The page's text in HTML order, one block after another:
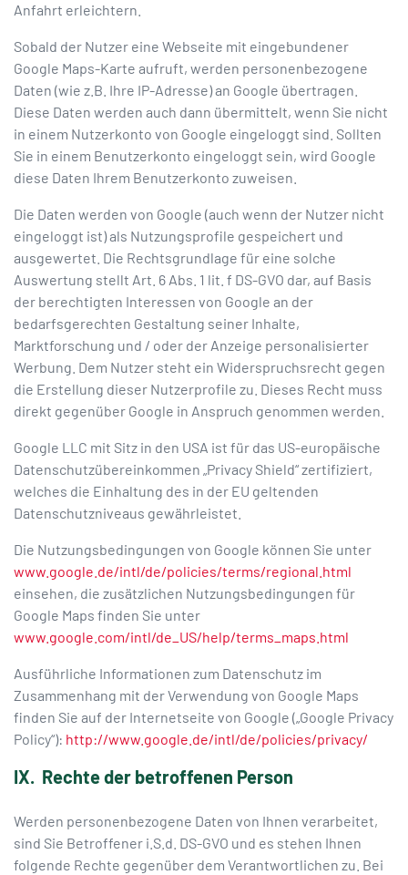
Anfahrt erleichtern.
Sobald der Nutzer eine Webseite mit eingebundener
Google Maps-Karte aufruft, werden personenbezogene
Daten (wie z.B. Ihre IP-Adresse) an Google übertragen.
Diese Daten werden auch dann übermittelt, wenn Sie nicht
in einem Nutzerkonto von Google eingeloggt sind. Sollten
Sie in einem Benutzerkonto eingeloggt sein, wird Google
diese Daten Ihrem Benutzerkonto zuweisen.
Die Daten werden von Google (auch wenn der Nutzer nicht
eingeloggt ist) als Nutzungsprofile gespeichert und
ausgewertet. Die Rechtsgrundlage für eine solche
Auswertung stellt Art. 6 Abs. 1 lit. f DS-GVO dar, auf Basis
der berechtigten Interessen von Google an der
bedarfsgerechten Gestaltung seiner Inhalte,
Marktforschung und / oder der Anzeige personalisierter
Werbung. Dem Nutzer steht ein Widerspruchsrecht gegen
die Erstellung dieser Nutzerprofile zu. Dieses Recht muss
direkt gegenüber Google in Anspruch genommen werden.
Google LLC mit Sitz in den USA ist für das US-europäische
Datenschutzübereinkommen „Privacy Shield“ zertifiziert,
welches die Einhaltung des in der EU geltenden
Datenschutzniveaus gewährleistet.
Die Nutzungsbedingungen von Google können Sie unter
www.google.de/intl/de/policies/terms/regional.html
einsehen, die zusätzlichen Nutzungsbedingungen für
Google Maps finden Sie unter
www.google.com/intl/de_US/help/terms_maps.html
Ausführliche Informationen zum Datenschutz im
Zusammenhang mit der Verwendung von Google Maps
finden Sie auf der Internetseite von Google („Google Privacy
Policy“): http://www.google.de/intl/de/policies/privacy/
IX. Rechte der betroffenen Person
Werden personenbezogene Daten von Ihnen verarbeitet,
sind Sie Betroffener i.S.d. DS-GVO und es stehen Ihnen
folgende Rechte gegenüber dem Verantwortlichen zu. Bei